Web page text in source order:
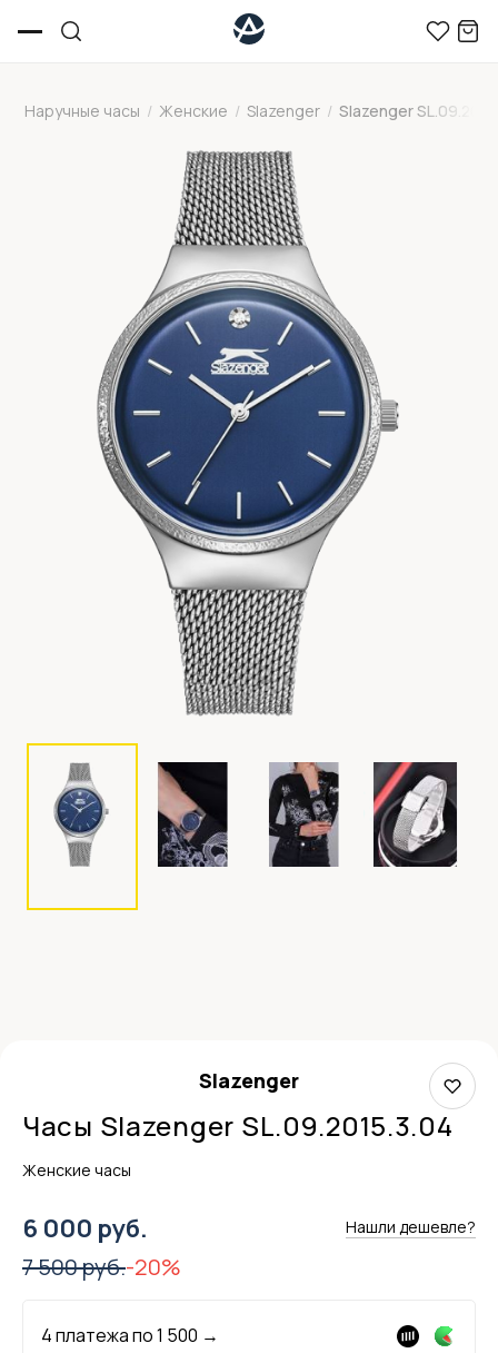
Наручные часы / Женские / Slazenger / Slazenger
Slazenger
Часы Slazenger SL.09.2015.3.04
Женские часы
6 000 руб. Нашли дешевле?
7 500 руб.-20%
4 платежа по1 500 →